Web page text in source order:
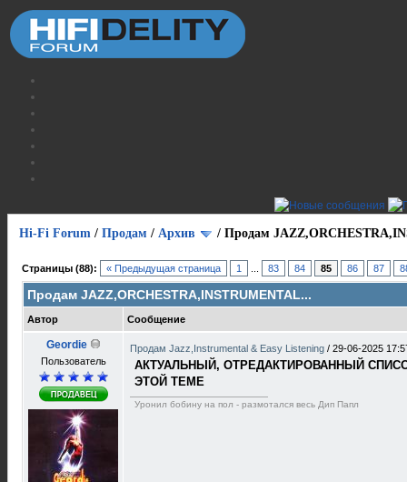
Hi-Fi Forum / Продам / Архив / Продам
Страницы (88): « Предыдущая страница 1 83 84 85 86 87
Продам JAZZ,ORCHESTRA,INSTRUMENTAL...
Автор Сообщение
Geordie
Пользователь
Продам Jazz,Instrumental & Easy Listening / 29-06-2025
АКТУАЛЬНЫЙ, ОТРЕДАКТИРОВАННЫЙ
ЭТОЙ ТЕМЕ
Уронил бобину на пол - размотался весь Дип Папл